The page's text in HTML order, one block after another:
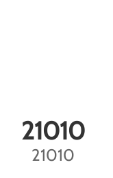
21010
21010